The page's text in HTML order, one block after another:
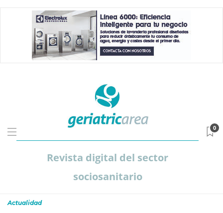
Revista digital del sector
sociosanitario
0
Actualidad